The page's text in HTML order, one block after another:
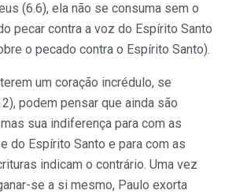
(6.6), ela não se consuma sem o
pecar contra a voz do Espírito Santo
o pecado contra o Espírito Santo).
um coração incrédulo, se
podem pensar que ainda são
sua indiferença para com as
do Espírito Santo e para com as
indicam o contrário. Uma vez
se a si mesmo, Paulo exorta